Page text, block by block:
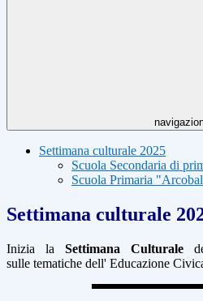
Settimana culturale 2025
Scuola Secondaria di
Scuola Primaria
Settimana culturale
Inizia la Settimana Culturale
sulle tematiche dell' Educazione